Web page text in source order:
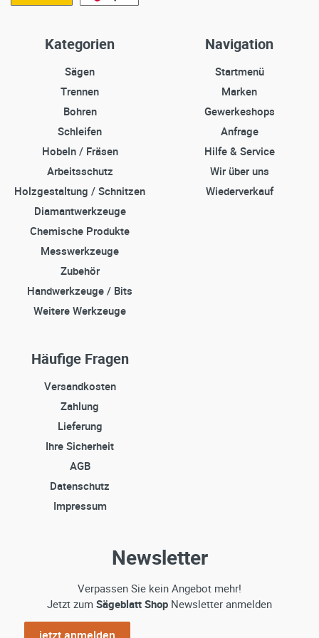
Kategorien
Sägen
Trennen
Bohren
Schleifen
Hobeln / Fräsen
Arbeitsschutz
Holzgestaltung / Schnitzen
Diamantwerkzeuge
Chemische Produkte
Messwerkzeuge
Zubehör
Handwerkzeuge / Bits
Weitere Werkzeuge
Navigation
Startmenü
Marken
Gewerkeshops
Anfrage
Hilfe & Service
Wir über uns
Wiederverkauf
Häufige Fragen
Versandkosten
Zahlung
Lieferung
Ihre Sicherheit
AGB
Datenschutz
Impressum
Newsletter
Verpassen Sie kein Angebot mehr!
Jetzt zum Sägeblatt Shop Newsletter anmelden